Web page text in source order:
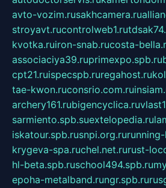
avto-vozim.rusakhcamera.ru
stroyavt.rucontrolweb1.ru
kvotka.ruiron-snab.rucosta-
associaciya39.ruprimexpo.spb.ru
cpt21.ruispecspb.ruregahost.ru
tae-kwon.ruconsrio.com.ru
archery161.rubigencyclica.ru
sarmiento.spb.suextelopedia.ru
iskatour.spb.rusnpi.org.ru
krygeva-spa.ruchel.net.rurust-
hl-beta.spb.ruschool494.spb.ru
epoha-metalband.rungr.spb.ru